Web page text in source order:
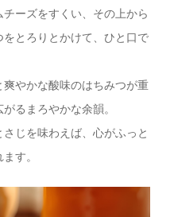
ーズをすくい、その上から
とろりとかけて、ひと口で
やかな酸味のはちみつが重
るまろやかな余韻。
じを味わえば、心がふっと
す。